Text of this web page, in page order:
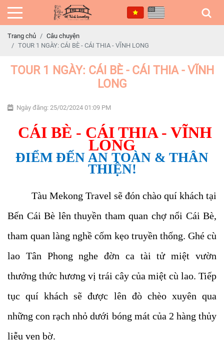
Trang chủ
Câu chuyện
TOUR 1 NGÀY: CÁI BÈ - CÁI THIA - VĨNH LONG
TOUR 1 NGÀY: CÁI BÈ - CÁI THIA - VĨNH
LONG
Ngày đăng: 25/02/2024 01:09 PM
CÁI BÈ - CÁI THIA - VĨNH
LONG
ĐIỂM ĐẾN AN TOÀN & THÂN
THIỆN!
Tàu Mekong Travel sẽ đón chào quí khách tại
Bến Cái Bè lên thuyền tham quan chợ nổi Cái Bè,
tham quan làng nghề cốm kẹo truyền thống. Ghé cù
lao Tân Phong nghe đờn ca tài tử miệt vườn
thưởng thức hương vị trái cây của miệt cù lao. Tiếp
tục quí khách sẽ được lên đò chèo xuyên qua
những con rạch nhỏ dưới bóng mát của 2 hàng thủy
liễu ven bờ.